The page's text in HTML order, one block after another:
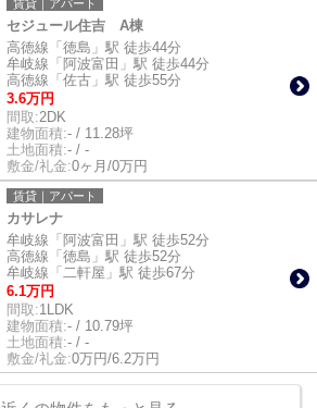
賃貸｜アパート
セジュール住吉 A棟
高徳線「徳島」駅 徒歩44分
牟岐線「阿波富田」駅 徒歩44分
高徳線「佐古」駅 徒歩55分
3.6万円
間取:2DK
建物面積:- / 11.28坪
土地面積:- / -
敷金/礼金:0ヶ月/0万円
賃貸｜アパート
カサレナ
牟岐線「阿波富田」駅 徒歩52分
高徳線「徳島」駅 徒歩52分
牟岐線「二軒屋」駅 徒歩67分
6.1万円
間取:1LDK
建物面積:- / 10.79坪
土地面積:- / -
敷金/礼金:0万円/6.2万円